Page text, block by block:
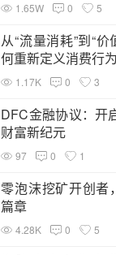
1.65W 0 5
从“流量消耗”到“
何重新定义消费行为
1.17K 0 3
DFC金融协议：开
财富新纪元
97 0 1
零泡沫挖矿开创者
篇章
4.28K 0 5